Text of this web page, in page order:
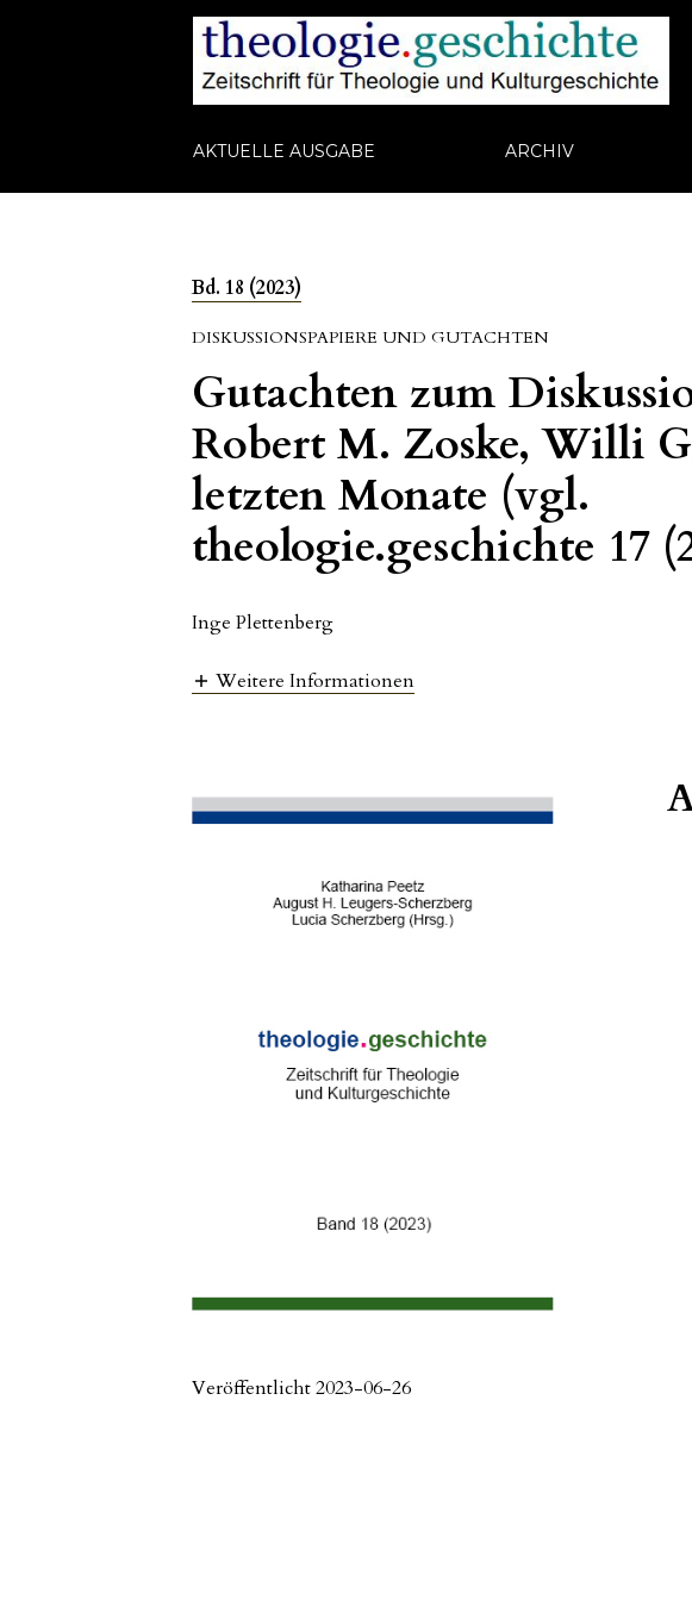
AKTUELLE AUSGABE ARCHIV
Bd. 18 (2023)
DISKUSSIONSPAPIERE UND GUTACHTEN
Gutachten zum
Robert M. Zoske, Willi
letzten Monate (vgl.
theologie.geschichte 17
Inge Plettenberg
Weitere Informationen
Veröffentlicht 2023-06-26